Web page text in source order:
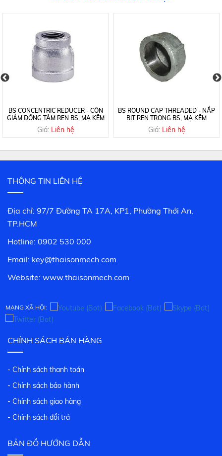
BS CONCENTRIC REDUCER - CÔN
GIẢM ĐỒNG TÂM REN BS, MẠ KẼM
Giá: Liên hệ
BS ROUND CAP THREADED - NẮP
BỊT REN TRONG BS, MẠ KẼM
Giá: Liên hệ
THÔNG TIN LIÊN HỆ
Địa chỉ: 97/7 Đường TA 17A, KP1, Phường Thới An,
TP.HCM
Hotline: 0902 530 000
Email: key@thaisonmech.com
Website: www.thaisonmech.com
MẠNG XÃ HỘI:
CHÍNH SÁCH BÁN HÀNG
- Chính sách thanh toán
- Chính sách bảo hành
- Chính sách giao hàng
- Chính sách đổi trả
BẢN ĐỒ HƯỚNG DẪN